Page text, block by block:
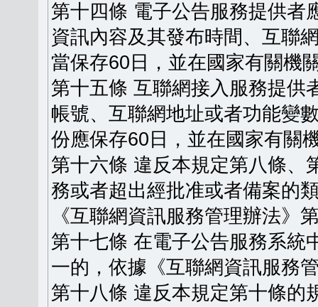
第十四條 電子公告服務提供者
資訊內容及其發布時間、互聯
當保存60日，並在國家有關機
第十五條 互聯網接入服務提供
帳號、互聯網地址或者功能變
份應保存60日，並在國家有關
第十六條 違反本規定第八條、
務或者超出經批准或者備案的
《互聯網資訊服務管理辦法》
第十七條 在電子公告服務系統
一的，依據《互聯網資訊服務
第十八條 違反本規定第十條的